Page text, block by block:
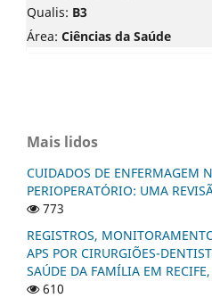
Qualis: B3
Área: Ciências da Saúde
Mais lidos
CUIDADOS DE ENFERMAGEM
PERIOPERATÓRIO: UMA
773
REGISTROS,
APS POR CIRURGIÕES-
SAÚDE DA FAMÍLIA EM RECIFE,
610